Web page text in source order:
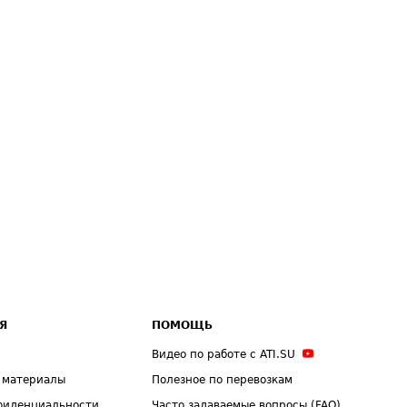
ПОМОЩЬ
Видео по работе с ATI.SU
Полезное по перевозкам